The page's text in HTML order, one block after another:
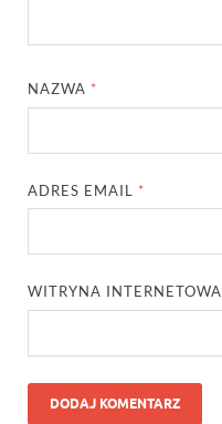
NAZWA *
ADRES EMAIL *
WITRYNA INTERNETOWA